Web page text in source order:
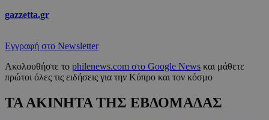
gazzetta.gr
Εγγραφή στο Newsletter
Ακολουθήστε το philenews.com στο Google News και μάθετε
πρώτοι όλες τις ειδήσεις για την Κύπρο και τον κόσμο
ΤΑ ΑΚΙΝΗΤΑ ΤΗΣ ΕΒΔΟΜΑΔΑΣ